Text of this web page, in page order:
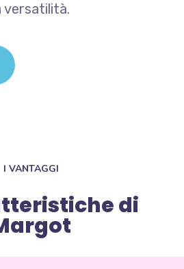
versatilità.
I VANTAGGI
di